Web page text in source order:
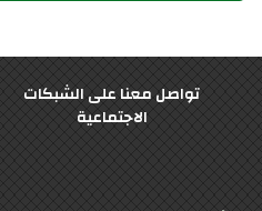
تواصل معنا على الشبكات
الاجتماعية